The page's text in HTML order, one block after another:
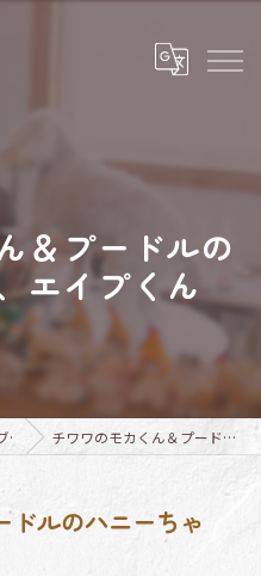
＆プードルの
エイプくん
グ チワワのモカくん＆プードルのハニーちゃん、エイプくん
ドルのハニーちゃ